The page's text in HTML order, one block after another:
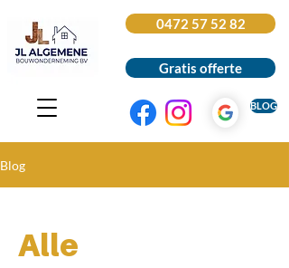
0472 57 52 82
Gratis offerte
BLOG
Blog
Alle